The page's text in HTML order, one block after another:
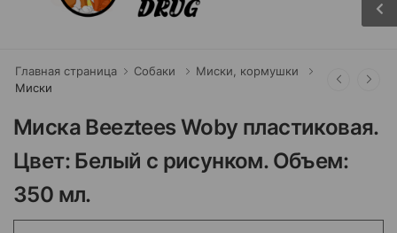
Главная страница Собаки
Миски, кормушки
Миски
Миска Beeztees Woby пластиковая.
Цвет: Белый с рисунком. Объем:
350 мл.